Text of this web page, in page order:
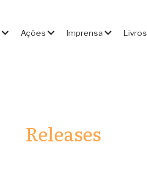
Ações Imprensa Livros
Releases